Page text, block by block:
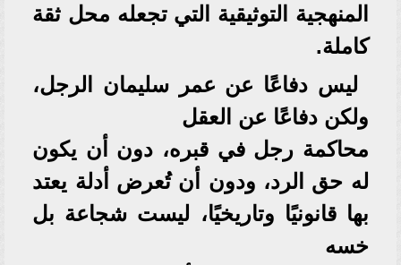
المنهجية التوثيقية التي تجعله محل ثقة
كاملة.
ليس دفاعًا عن عمر سليمان الرجل،
ولكن دفاعًا عن العقل
محاكمة رجل في قبره، دون أن يكون
له حق الرد، ودون أن تُعرض أدلة يعتد
بها قانونيًا وتاريخيًا، ليست شجاعة بل
خسه